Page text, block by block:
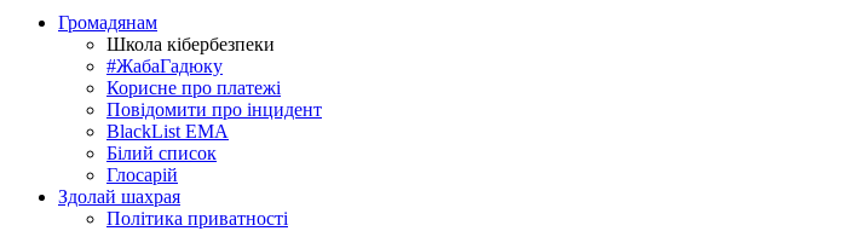
Громадянам
Школа кібербезпеки
#ЖабаГадюку
Корисне про платежі
Повідомити про інцидент
BlackList EMA
Білий список
Глосарій
Здолай шахрая
Політика приватності